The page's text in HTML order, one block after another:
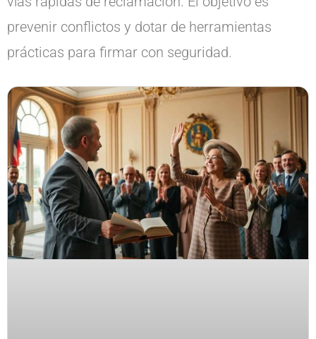
prevenir conflictos y dotar de herramientas
prácticas para firmar con seguridad.